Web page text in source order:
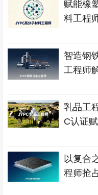
赋能橡
料工程
智造钢
工程师
乳品工
C认证
以复合
程师抢